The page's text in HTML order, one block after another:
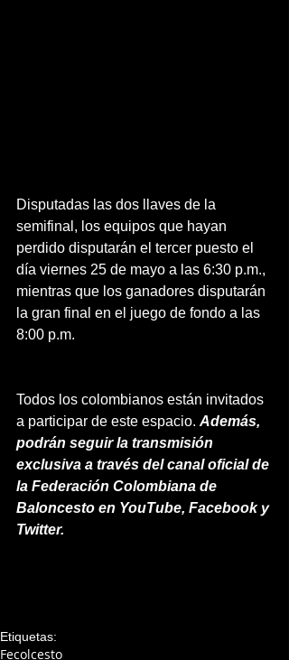
Disputadas las dos llaves de la
semifinal, los equipos que hayan
perdido disputarán el tercer puesto el
día viernes 25 de mayo a las 6:30 p.m.,
mientras que los ganadores disputarán
la gran final en el juego de fondo a las
8:00 p.m.
Todos los colombianos están invitados
a participar de este espacio. Además,
podrán seguir la transmisión
exclusiva a través del canal oficial de
la Federación Colombiana de
Baloncesto en YouTube, Facebook y
Twitter.
Etiquetas:
Fecolcesto